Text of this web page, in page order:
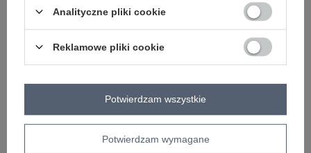
casual
dominujący
nadruk haft aplikacja
materiał
bawełna
Analityczne pliki cookie
Reklamowe pliki cookie
Potwierdzam wymagane
Potwierdzam wszystkie